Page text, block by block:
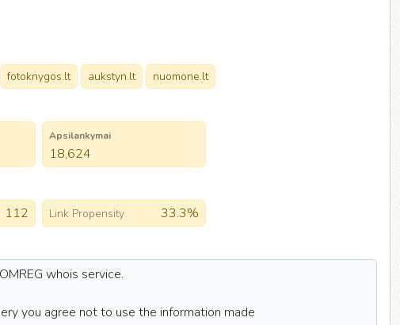
fotoknygos.lt aukstyn.lt nuomone.lt
Apsilankymai
18,624
112 Link Propensity 33.3%